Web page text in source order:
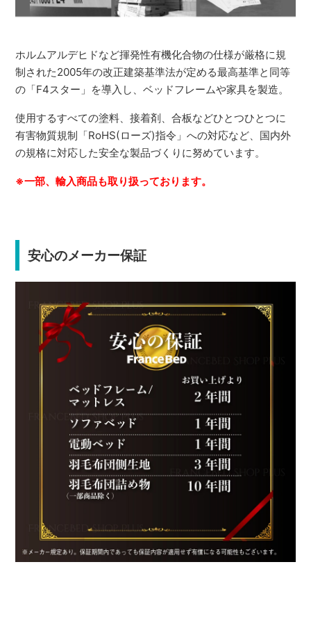
ホルムアルデヒドなど揮発性有機化合物の仕様が厳格に規
制された2005年の改正建築基準法が定める最高基準と同等
の「F4スター」を導入し、ベッドフレームや家具を製造。
使用するすべての塗料、接着剤、合板などひとつひとつに
有害物質規制「RoHS(ローズ)指令」への対応など、国内外
の規格に対応した安全な製品づくりに努めています。
※一部、輸入商品も取り扱っております。
安心のメーカー保証